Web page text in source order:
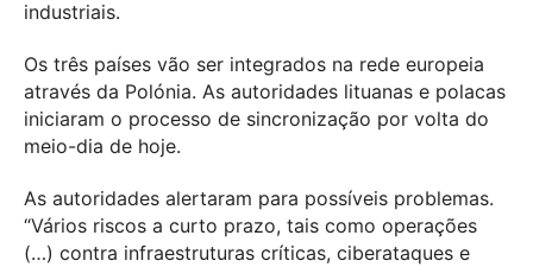
industriais.
Os três países vão ser integrados na rede europeia
através da Polónia. As autoridades lituanas e polacas
iniciaram o processo de sincronização por volta do
meio-dia de hoje.
As autoridades alertaram para possíveis problemas.
“Vários riscos a curto prazo, tais como operações
(…) contra infraestruturas críticas, ciberataques e